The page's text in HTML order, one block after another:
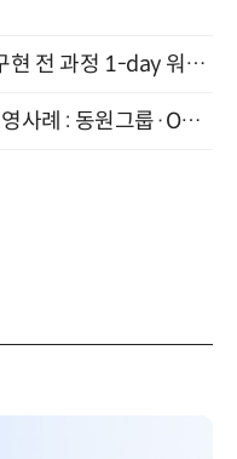
UX 기획·DESIGN.md 설계·AI 구현 전 과정 1-day 워크숍 with Claude Code·Codex 9월 15일 개최
B2B에서 B2C까지, 현장 실제 운영사례 : 동원그룹·OCI·다이닝브랜즈그룹·당근 (8/27)